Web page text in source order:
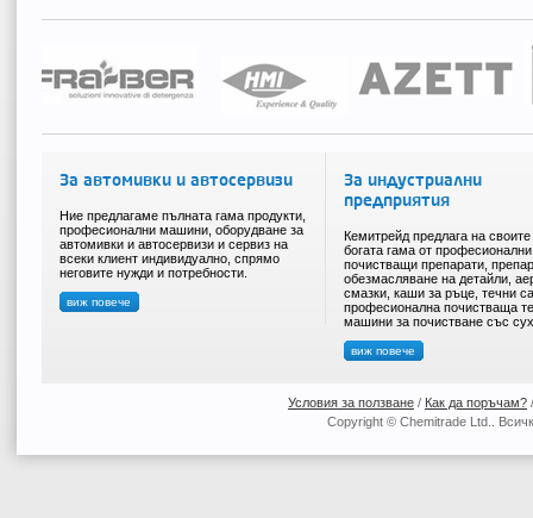
За автомивки и автосервизи
Ние предлагаме пълната гама продукти,
професионални машини, оборудване за
автомивки и автосервизи и сервиз на
всеки клиент индивидуално, спрямо
неговите нужди и потребности.
виж повече
За индустриални
предприятия
Кемитрейд предлага на своите
богата гама от професионални
почистващи препарати,
обезмасляване на детайли,
смазки, каши за ръце, течни
професионална почистваща
машини за почистване със
виж повече
Условия за ползване / Как да поръчам?
Copyright © Chemitrade Ltd..